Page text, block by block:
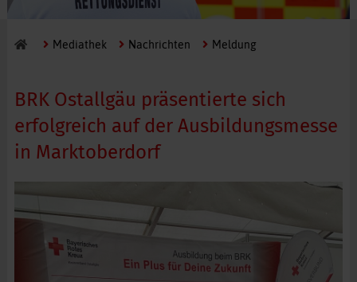
Mediathek Nachrichten Meldung
BRK Ostallgäu präsentierte sich
erfolgreich auf der Ausbildungsmesse
in Marktoberdorf